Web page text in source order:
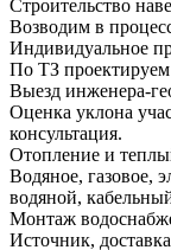
Строительство
Возводим в
Индивидуальное
По ТЗ
Выезд инженера-
Оценка уклона
консультация.
Отопление и
Водяное, газовое,
водяной,
Монтаж
Источник,